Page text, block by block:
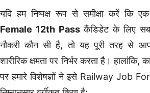
यदि हम निष्पक्ष रूप से समीक्षा करें कि एक
Female 12th Passकैंडिडेट के लिए
नौकरी कौन सी है, तो यह पूरी तरह से
शारीरिक क्षमता पर निर्भर करता है। हालांकि,
पर हमारे विशेषज्ञों ने इसे Railway Job